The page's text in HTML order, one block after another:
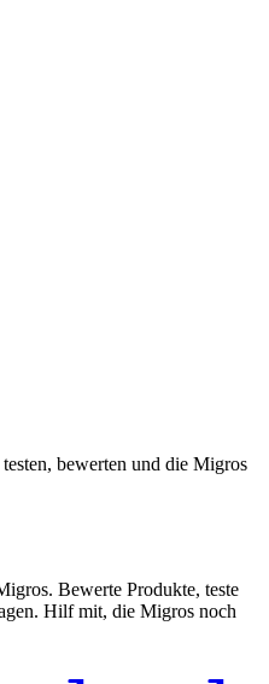
bewerten und die Migros
Bewerte Produkte, teste
Hilf mit, die Migros noch